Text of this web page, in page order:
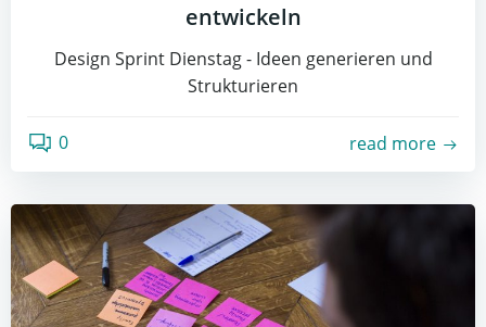
entwickeln
Design Sprint Dienstag - Ideen generieren und
Strukturieren
0 read more